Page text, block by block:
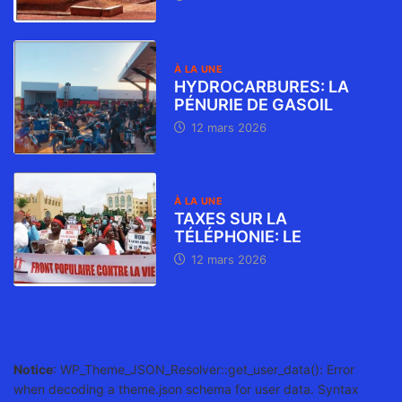
À LA UNE
HYDROCARBURES: LA
PÉNURIE DE GASOIL
12 mars 2026
À LA UNE
TAXES SUR LA
TÉLÉPHONIE: LE
12 mars 2026
Notice: WP_Theme_JSON_Resolver::get_user_data(): Error
when decoding a theme.json schema for user data. Syntax